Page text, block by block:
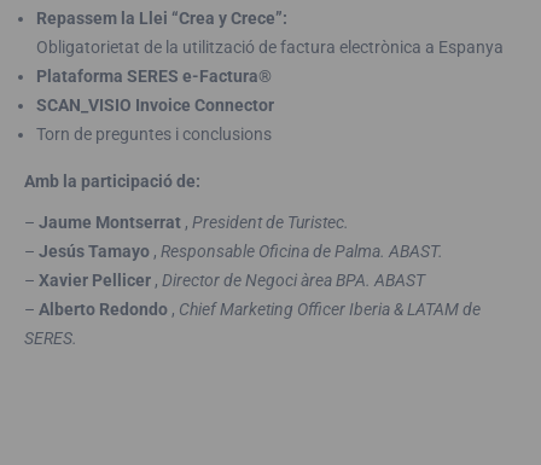
Repassem la Llei “Crea y Crece”:
Obligatorietat de la utilització de factura electrònica a Espanya
Plataforma SERES e-Factura®
SCAN_VISIO Invoice Connector
Torn de preguntes i conclusions
Amb la participació de:
– Jaume Montserrat , President de Turistec.
– Jesús Tamayo , Responsable Oficina de Palma. ABAST.
– Xavier Pellicer , Director de Negoci àrea BPA. ABAST
– Alberto Redondo , Chief Marketing Officer Iberia & LATAM de
SERES.